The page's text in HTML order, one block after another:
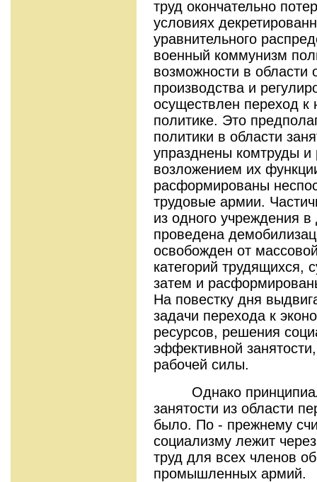
труд окончательно
условиях
уравнительного
военный коммунизм
возможности в области
производства и
осуществлен переход к
политике. Это
политики в области
упразднены комтруды
возложением их
расформированы
трудовые армии.
из одного учреждения
проведена
освобожден от
категорий трудящихся,
затем и
На повестку дня
задачи перехода к
ресурсов, решения
эффективной
рабочей силы.
Однако
занятости из области
было. По - прежнему
социализму лежит
труд для всех членов
промышленных армий.